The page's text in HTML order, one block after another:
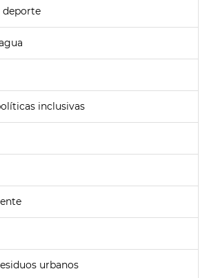
deporte
inclusivas
urbanos